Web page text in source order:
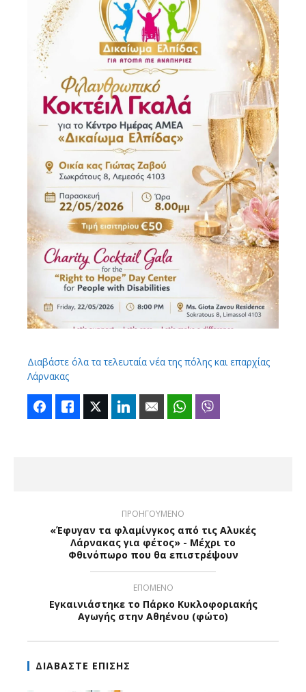
Διαβάστε όλα τα τελευταία νέα της πόλης και επαρχίας
Λάρνακας
FacebookLike Twitter LinkedIn Email WhatsApp
ΠΡΟΗΓΟΥΜΕΝΟ
«Έφυγαν τα φλαμίνγκος από τις Αλυκές
Λάρνακας για φέτος» - Μέχρι το
Φθινόπωρο που θα επιστρέψουν
ΕΠΟΜΕΝΟ
Εγκαινιάστηκε το Πάρκο Κυκλοφοριακής
Αγωγής στην Αθηένου (φώτο)
ΔΙΑΒΑΣΤΕ ΕΠΙΣΗΣ